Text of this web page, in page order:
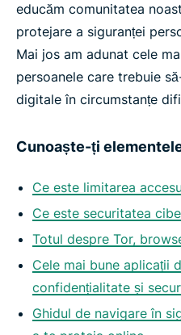
educăm comunitatea
protejare a siguranței
Mai jos am adunat cele
persoanele care trebuie
digitale în circumstanțe
Cunoaște-ți
Ce este limitarea
Ce este securitatea
Totul despre Tor,
Cele mai bune aplicații
confidențialitate și
Ghidul de navigare în